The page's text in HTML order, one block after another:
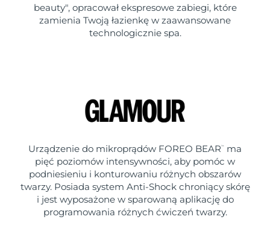
beauty", opracował ekspresowe zabiegi, które
zamienia Twoją łazienkę w zaawansowane
technologicznie spa.
Urządzenie do mikroprądów FOREO BEAR ™
ma
pięć poziomów intensywności, aby pomóc w
podniesieniu i konturowaniu różnych obszarów
twarzy. Posiada system Anti-Shock chroniący skórę
i jest wyposażone w sparowaną aplikację do
programowania różnych ćwiczeń twarzy.